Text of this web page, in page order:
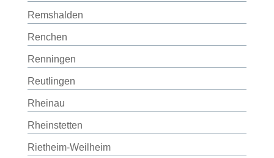
Remshalden
Renchen
Renningen
Reutlingen
Rheinau
Rheinstetten
Rietheim-Weilheim